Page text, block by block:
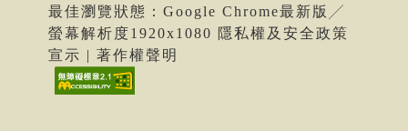
最佳瀏覽狀態：Google Chrome最新版╱
螢幕解析度1920x1080 隱私權及安全政策
宣示 | 著作權聲明